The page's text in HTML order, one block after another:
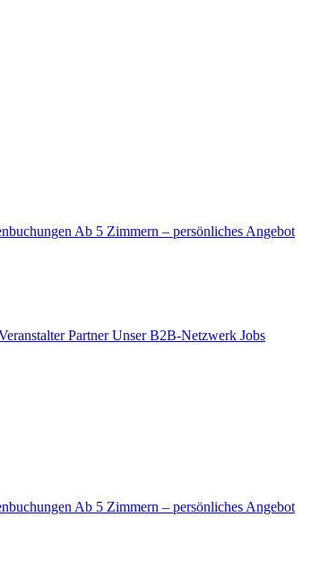
Ab 5 Zimmern – persönliches Angebot
Partner Unser B2B-Netzwerk Jobs
Ab 5 Zimmern – persönliches Angebot